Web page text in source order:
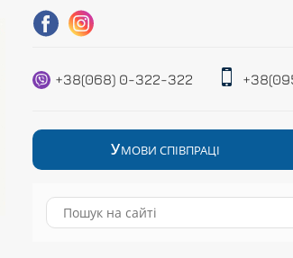
+38(068) 0-322-322
УМОВИ СПІВПРАЦІ